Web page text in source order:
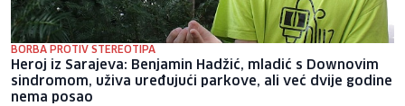
BORBA PROTIV STEREOTIPA
Heroj iz Sarajeva: Benjamin Hadžić, mladić s Downovim
sindromom, uživa uređujući parkove, ali već dvije godine
nema posao